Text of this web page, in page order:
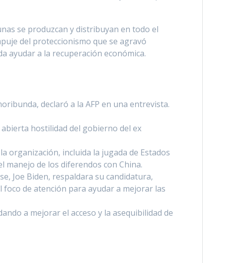
se produzcan y distribuyan en todo el
del proteccionismo que se agravó
ayudar a la recuperación económica.
declaró a la AFP en una entrevista.
hostilidad del gobierno del ex
organización, incluida la jugada de Estados
manejo de los diferendos con China.
Joe Biden, respaldara su candidatura,
de atención para ayudar a mejorar las
a mejorar el acceso y la asequibilidad de